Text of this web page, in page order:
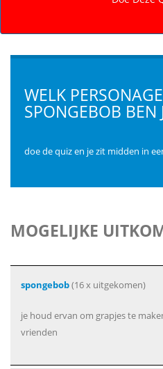
WELK
SPONGEBOB BEN
doe de quiz en je zit midden in
MOGELIJKE
spongebob(16 x uitgekomen)
je houd ervan om grapjes te
vrienden